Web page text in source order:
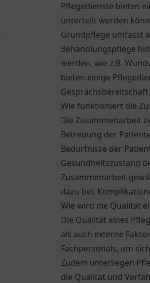
Pflegedienste bieten
unterteilt werden
Grundpflege umfasst
Behandlungspflege
werden, wie z.B.
bieten einige
Wie funktioniert die
Die Zusammenarbeit
Betreuung der
Bedürfnisse der
Gesundheitszustand
Zusammenarbeit
dazu bei,
Wie wird die Qualität
Die Qualität eines
als auch externe
Fachpersonals, um
Zudem unterliegen
die Qualität und